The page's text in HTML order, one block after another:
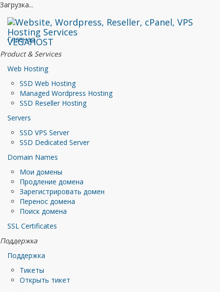
Загрузка...
VEGAHOST
Главная
Product & Services
Web Hosting
SSD Web Hosting
Managed Wordpress Hosting
SSD Reseller Hosting
Servers
SSD VPS Server
SSD Dedicated Server
Domain Names
Мои домены
Продление домена
Зарегистрировать домен
Перенос домена
Поиск домена
SSL Certificates
Поддержка
Поддержка
Тикеты
Открыть тикет